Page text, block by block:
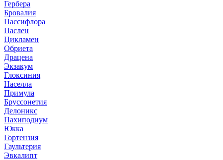
Гербера
Бровалия
Пассифлора
Паслен
Цикламен
Обриета
Драцена
Экзакум
Глоксиния
Населла
Примула
Бруссонетия
Делоникс
Пахиподиум
Юкка
Гортензия
Гаультерия
Эвкалипт